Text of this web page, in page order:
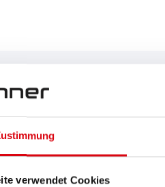
verwendet Cookies
Kurzstrecken, Stop-
und viele
nicht zum Totalausfall
Am besten die externe